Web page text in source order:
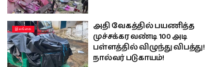
இலங்கை
அதி வேகத்தில் பயணித்த
முச்சக்கர வண்டி 100 அடி
பள்ளத்தில் விழுந்து விபத்து!
நால்வர் படுகாயம்!